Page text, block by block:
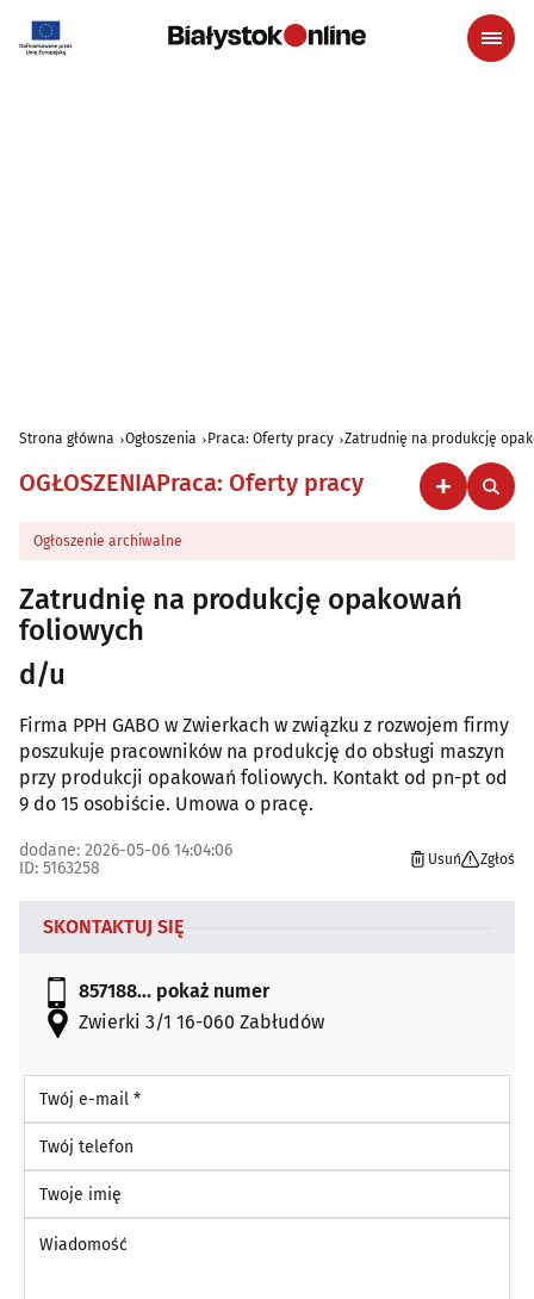
Strona główna Ogłoszenia Praca: Oferty pracy Zatrudnię na produkcję
OGŁOSZENIAPraca: Oferty pracy
Ogłoszenie archiwalne
Zatrudnię na produkcję opakowań
foliowych
d/u
Firma PPH GABO w Zwierkach w związku z rozwojem firmy
poszukuje pracowników na produkcję do obsługi maszyn
przy produkcji opakowań foliowych. Kontakt od pn-pt od
9 do 15 osobiście. Umowa o pracę.
dodane: 2026-05-06 14:04:06
ID: 5163258
Usuń Zgłoś
SKONTAKTUJ SIĘ
857188... pokaż numer
Zwierki 3/1 16-060 Zabłudów